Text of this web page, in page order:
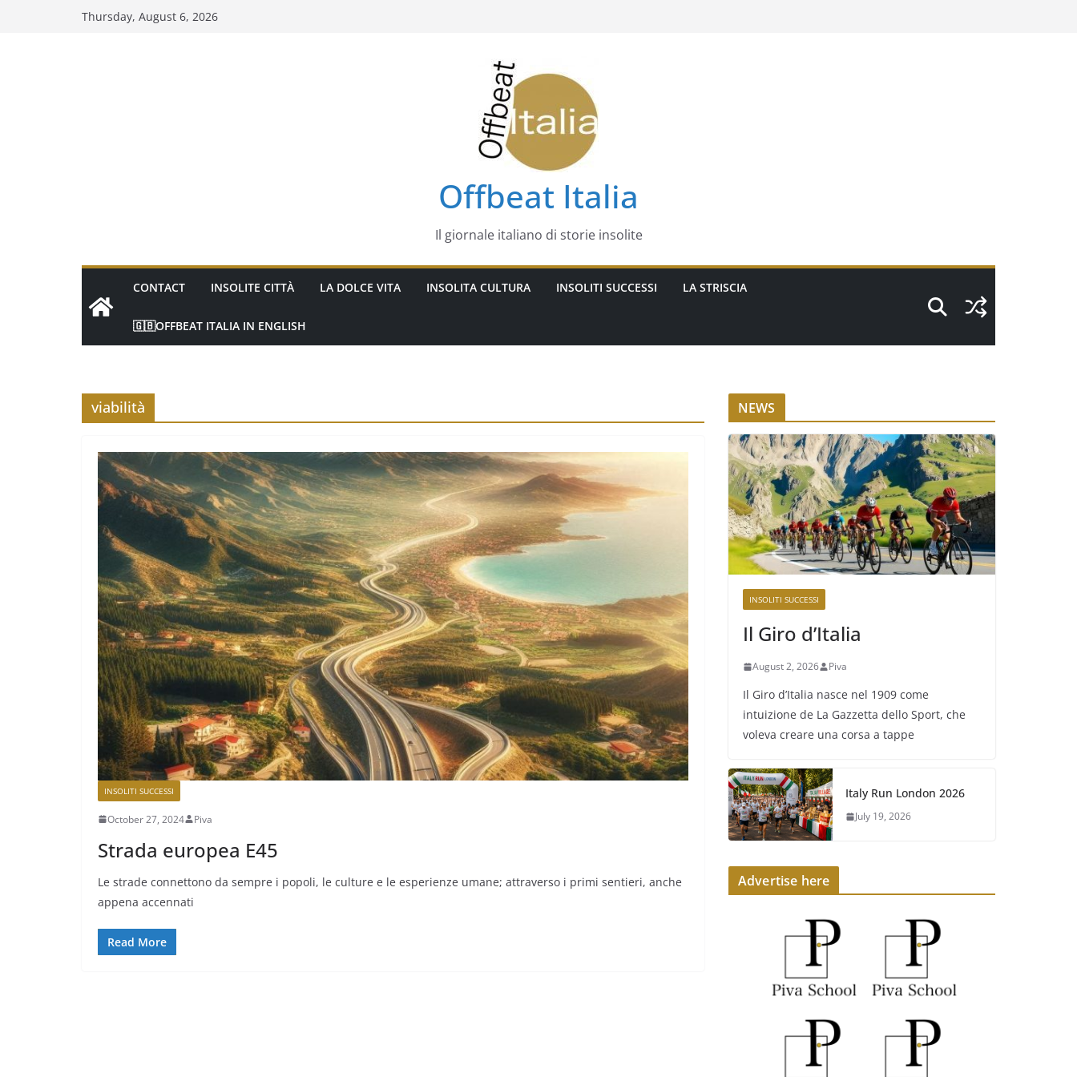
Thursday, August 6, 2026
Offbeat Italia
Il giornale italiano di storie insolite
CONTACT INSOLITE CITTÀ LA DOLCE VITA INSOLITA CULTURA INSOLITI SUCCESSI LA STRISCIA
🇬🇧OFFBEAT ITALIA IN ENGLISH
viabilità
INSOLITI SUCCESSI
October 27, 2024 Piva
Strada europea E45
Le strade connettono da sempre i popoli, le culture e le esperienze umane; attraverso i primi sentieri, anche
appena accennati
Read More
NEWS
INSOLITI SUCCESSI
Il Giro d’Italia
August 2, 2026 Piva
Il Giro d’Italia nasce nel 1909 come
intuizione de La Gazzetta dello Sport, che
voleva creare una corsa a tappe
Italy Run London 2026
July 19, 2026
Advertise here